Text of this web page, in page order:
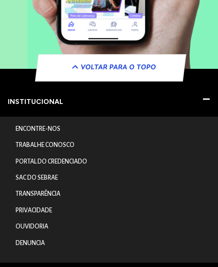
VOLTAR PARA O TOPO
INSTITUCIONAL
ENCONTRE-NOS
TRABALHE CONOSCO
PORTAL DO CREDENCIADO
SAC DO SEBRAE
TRANSPARÊNCIA
PRIVACIDADE
OUVIDORIA
DENUNCIA